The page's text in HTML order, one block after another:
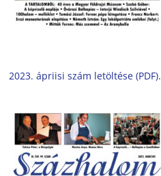
2023. ápriisi szám letöltése (PDF).